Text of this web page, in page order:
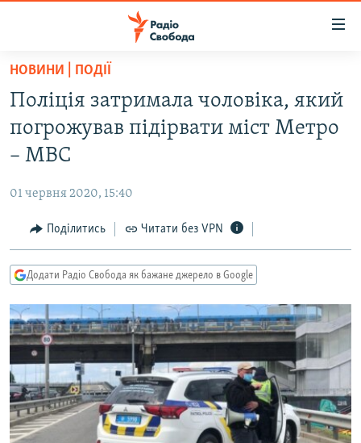
Перейти
основного
матеріалу
Перейти
основної
навігації
Перейти
до
пошуку
ВСЕ ЗА ДОБУ
СТАТТІ
ЕКОНОМІКА
СУСПІЛЬСТВО
УКРАЇНА
СВІТ
РОСІЙСЬКА «ФІЛЬТРАЦІЯ»
ДОНБАС.РЕАЛІЇ
ТИ ЯК?
СХЕМИ
КИТАЙ.ВИКЛИКИ
МУЛЬТИМЕДІА
ФОТО
СПЕЦПРОЄКТИ
НОВИНИ | ПОДІЇ
Поліція затримала чоловіка, який
погрожував підірвати міст Метро
– МВС
01 червня 2020, 15:40
Поділитись Читати без VPN
Додати Радіо Свобода як бажане джерело в Google